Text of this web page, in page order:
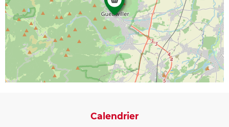
Calendrier